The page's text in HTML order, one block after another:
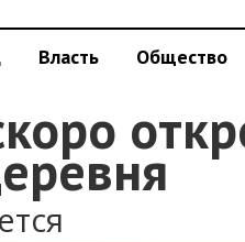
Власть Общество